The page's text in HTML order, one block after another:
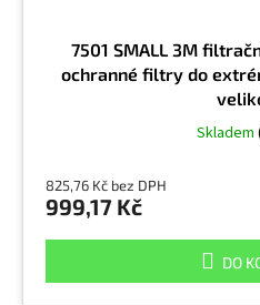
7501 SMALL 3M
ochranné filtry do
Skladem
825,76 Kč bez DPH
999,17 Kč
DO